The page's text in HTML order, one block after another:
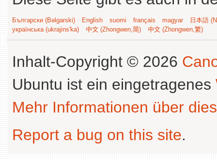
Български (Bəlgarski) English suomi français magyar
日本語
українська (ukrajins'ka)
中文 (Zhongwen,简) 中文 (Zhongwen,繁)
Inhalt-Copyright © 2026
Ubuntu ist ein eingetragenes
Mehr Informationen über
Report a bug on this site.